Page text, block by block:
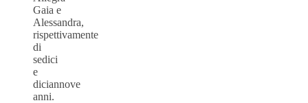
Gaia e
Alessandra,
rispettivamente
di
sedici
e
diciannove
anni.